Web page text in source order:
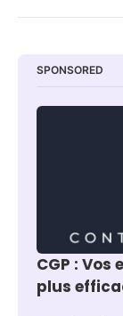
SPONSORED
CGP :
plus